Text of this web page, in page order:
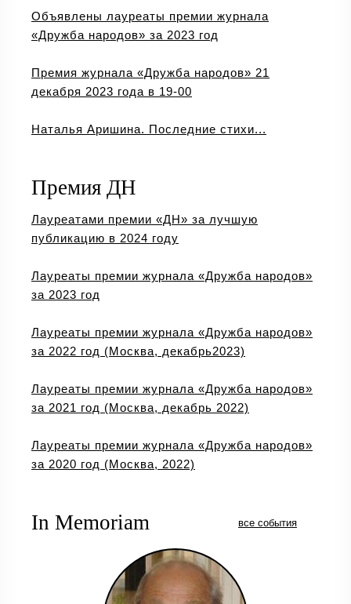
Объявлены лауреаты премии журнала
«Дружба народов» за 2023 год
Премия журнала «Дружба народов» 21
декабря 2023 года в 19-00
Наталья Аришина. Последние стихи...
Премия ДН
Лауреатами премии «ДН» за лучшую
публикацию в 2024 году
Лауреаты премии журнала «Дружба народов»
за 2023 год
Лауреаты премии журнала «Дружба народов»
за 2022 год (Москва, декабрь2023)
Лауреаты премии журнала «Дружба народов»
за 2021 год (Москва, декабрь 2022)
Лауреаты премии журнала «Дружба народов»
за 2020 год (Москва, 2022)
In Memoriam все события